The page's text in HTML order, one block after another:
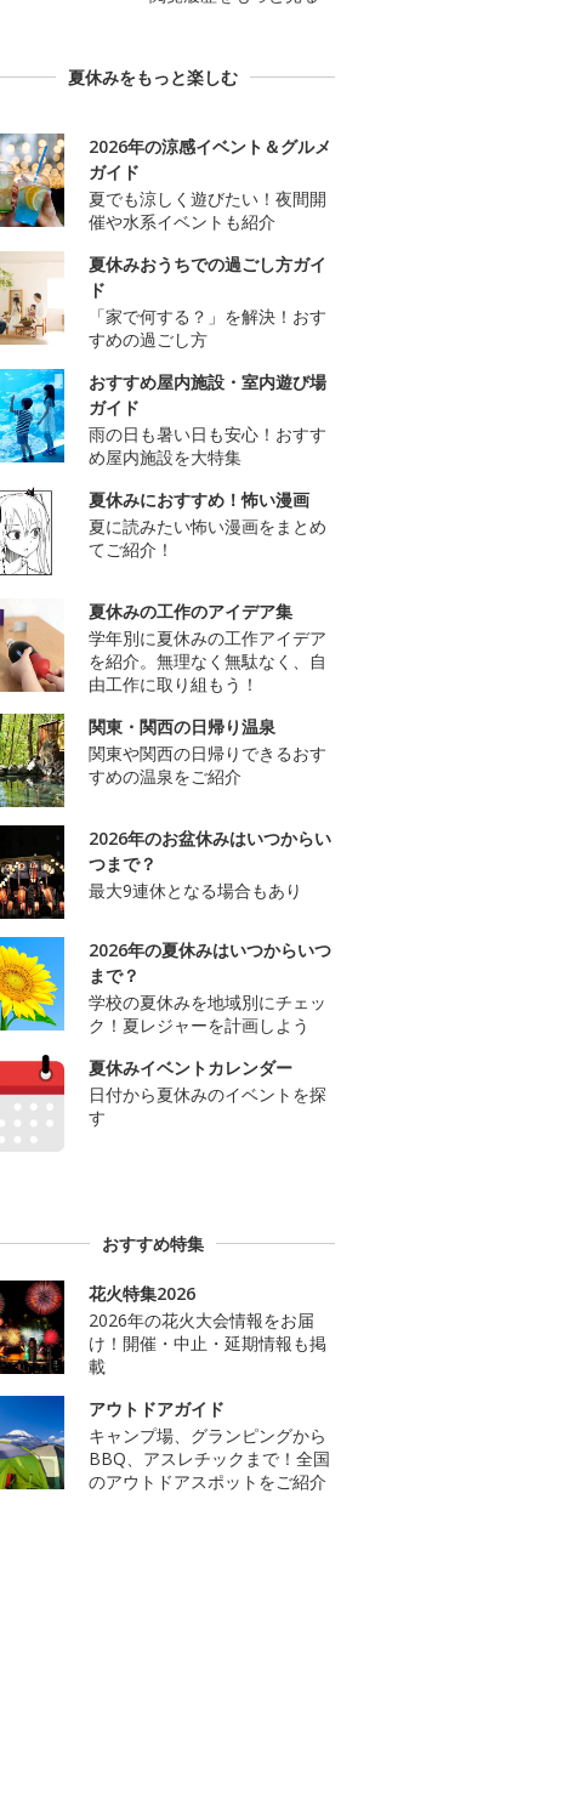
夏休みをもっと楽しむ
2026年の涼感イベント＆グルメ
ガイド
夏でも涼しく遊びたい！夜間開
催や水系イベントも紹介
夏休みおうちでの過ごし方ガイ
ド
「家で何する？」を解決！おす
すめの過ごし方
おすすめ屋内施設・室内遊び場
ガイド
雨の日も暑い日も安心！おすす
め屋内施設を大特集
夏休みにおすすめ！怖い漫画
夏に読みたい怖い漫画をまとめ
てご紹介！
夏休みの工作のアイデア集
学年別に夏休みの工作アイデア
を紹介。無理なく無駄なく、自
由工作に取り組もう！
関東・関西の日帰り温泉
関東や関西の日帰りできるおす
すめの温泉をご紹介
2026年のお盆休みはいつからい
つまで？
最大9連休となる場合もあり
2026年の夏休みはいつからいつ
まで？
学校の夏休みを地域別にチェッ
ク！夏レジャーを計画しよう
夏休みイベントカレンダー
日付から夏休みのイベントを探
す
おすすめ特集
花火特集2026
2026年の花火大会情報をお届
け！開催・中止・延期情報も掲
載
アウトドアガイド
キャンプ場、グランピングから
BBQ、アスレチックまで！全国
のアウトドアスポットをご紹介